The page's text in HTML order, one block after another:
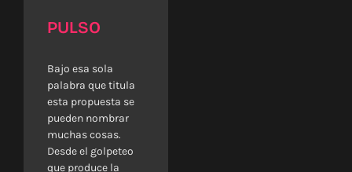
PULSO
Bajo esa sola
palabra que titula
esta propuesta se
pueden nombrar
muchas cosas.
Desde el golpeteo
que produce la